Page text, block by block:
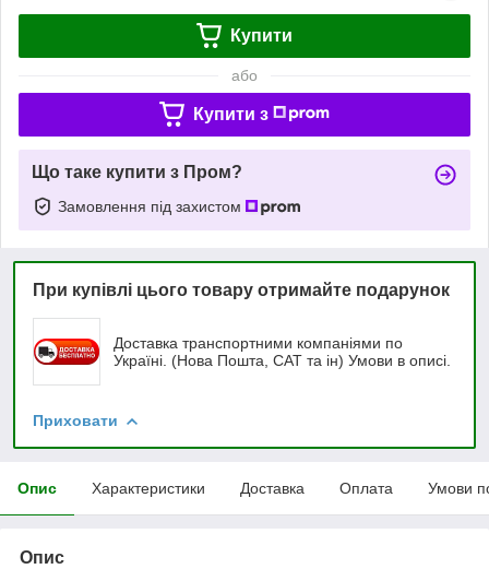
Купити
або
Купити з
Що таке купити з Пром?
Замовлення під захистом
При купівлі цього товару отримайте подарунок
Доставка транспортними компаніями по
Україні. (Нова Пошта, САТ та ін) Умови в описі.
Приховати
Опис Характеристики Доставка Оплата Умови
Опис